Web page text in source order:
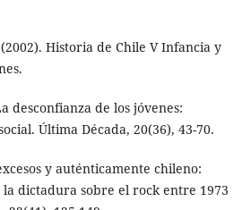
Historia de Chile V Infancia y
desconfianza de los jóvenes:
Última Década, 20(36), 43-70.
y auténticamente chileno:
dictadura sobre el rock entre 1973